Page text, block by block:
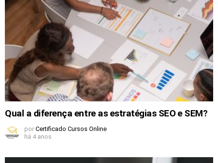
Qual a diferença entre as estratégias SEO e SEM?
por Certificado Cursos Online
há 4 anos